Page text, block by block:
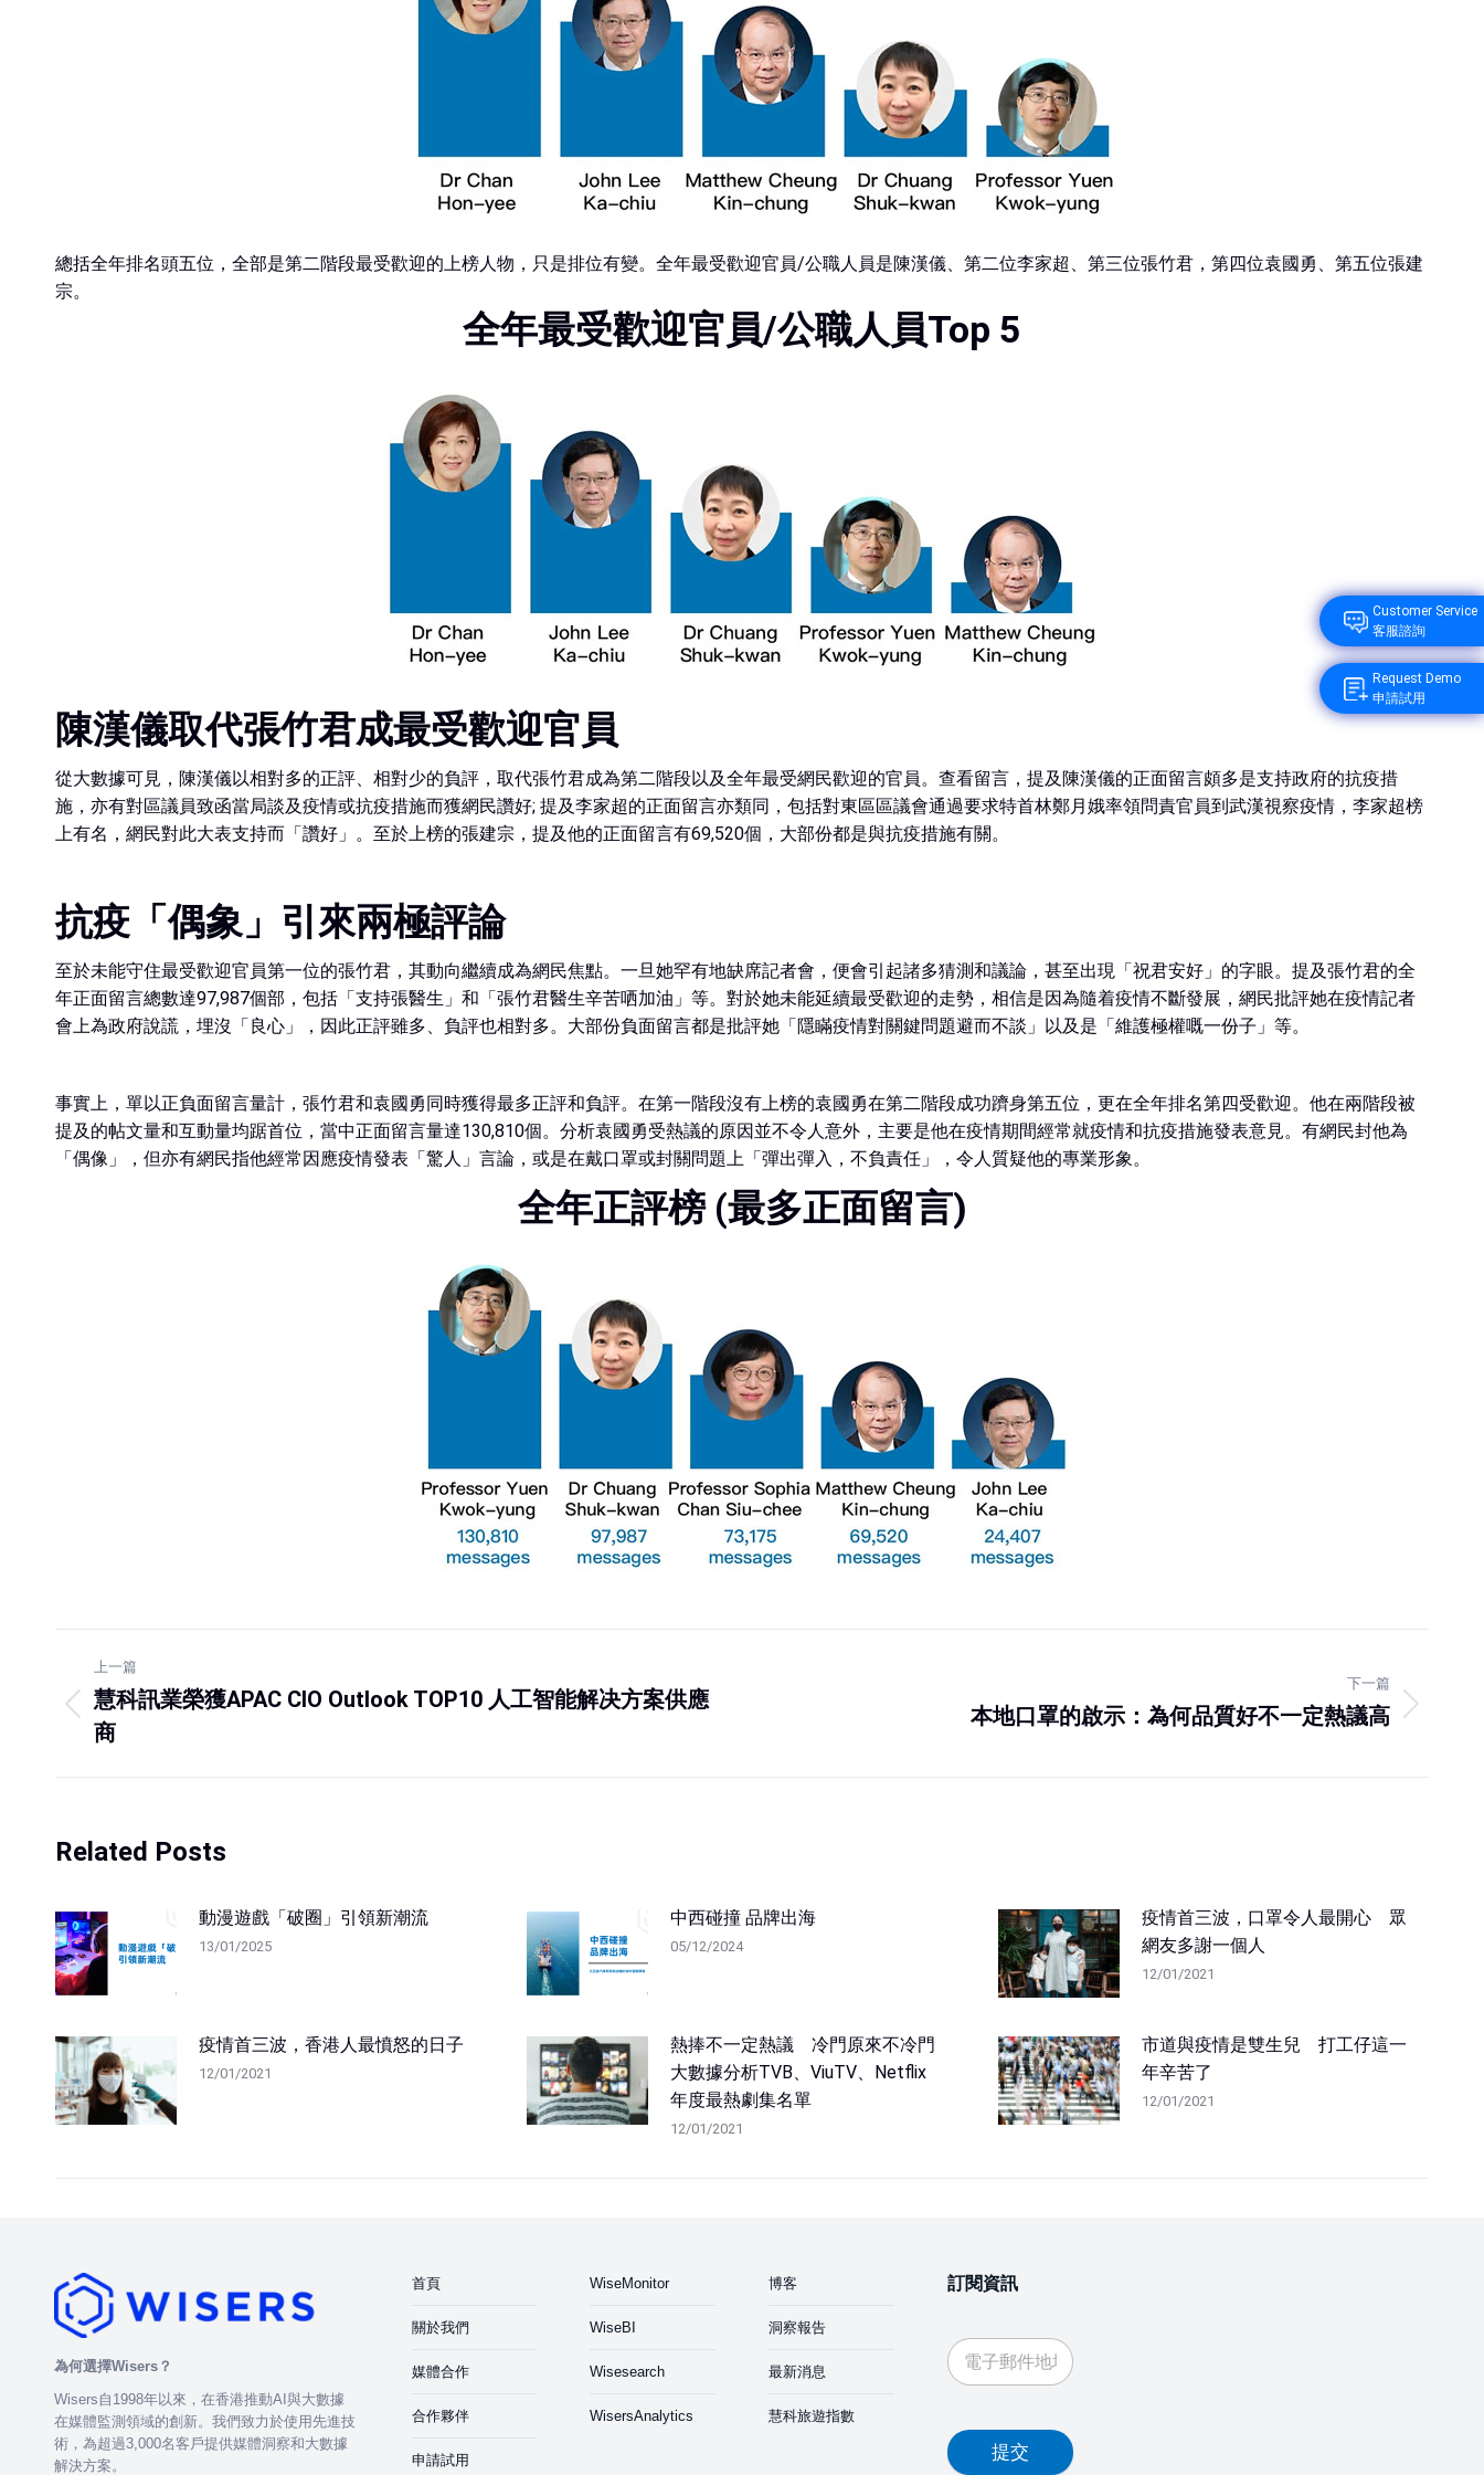
總括全年排名頭五位，全部是第二階段最受歡迎的上榜人物，只是排位有變。全年最受歡迎官員/公職人員是陳漢儀、第二位李家超、第三位張竹君，第四位袁國勇、第五位張建
宗。
全年最受歡迎官員/公職人員Top 5
陳漢儀取代張竹君成最受歡迎官員
從大數據可見，陳漢儀以相對多的正評、相對少的負評，取代張竹君成為第二階段以及全年最受網民歡迎的官員。查看留言，提及陳漢儀的正面留言頗多是支持政府的抗疫措
施，亦有對區議員致函當局談及疫情或抗疫措施而獲網民讚好; 提及李家超的正面留言亦類同，包括對東區區議會通過要求特首林鄭月娥率領問責官員到武漢視察疫情，李家超榜
上有名，網民對此大表支持而「讚好」。至於上榜的張建宗，提及他的正面留言有69,520個，大部份都是與抗疫措施有關。
抗疫「偶象」引來兩極評論
至於未能守住最受歡迎官員第一位的張竹君，其動向繼續成為網民焦點。一旦她罕有地缺席記者會，便會引起諸多猜測和議論，甚至出現「祝君安好」的字眼。提及張竹君的全
年正面留言總數達97,987個部，包括「支持張醫生」和「張竹君醫生辛苦哂加油」等。對於她未能延續最受歡迎的走勢，相信是因為隨着疫情不斷發展，網民批評她在疫情記者
會上為政府說謊，埋沒「良心」，因此正評雖多、負評也相對多。大部份負面留言都是批評她「隱瞞疫情對關鍵問題避而不談」以及是「維護極權嘅一份子」等。
事實上，單以正負面留言量計，張竹君和袁國勇同時獲得最多正評和負評。在第一階段沒有上榜的袁國勇在第二階段成功躋身第五位，更在全年排名第四受歡迎。他在兩階段被
提及的帖文量和互動量均踞首位，當中正面留言量達130,810個。分析袁國勇受熱議的原因並不令人意外，主要是他在疫情期間經常就疫情和抗疫措施發表意見。有網民封他為
「偶像」，但亦有網民指他經常因應疫情發表「驚人」言論，或是在戴口罩或封關問題上「彈出彈入，不負責任」，令人質疑他的專業形象。
全年正評榜 (最多正面留言)
上一篇
慧科訊業榮獲APAC CIO Outlook TOP10 人工智能解决方案供應
商
下一篇
本地口罩的啟示：為何品質好不一定熱議高
Related Posts
動漫遊戲「破圈」引領新潮流
13/01/2025
中西碰撞 品牌出海
05/12/2024
疫情首三波，口罩令人最開心 眾
網友多謝一個人
12/01/2021
疫情首三波，香港人最憤怒的日子
12/01/2021
熱捧不一定熱議 冷門原來不冷門
大數據分析TVB、ViuTV、Netflix
年度最熱劇集名單
12/01/2021
市道與疫情是雙生兒 打工仔這一
年辛苦了
12/01/2021
為何選擇Wisers？
Wisers自1998年以來，在香港推動AI與大數據
在媒體監測領域的創新。我們致力於使用先進技
術，為超過3,000名客戶提供媒體洞察和大數據
解決方案。
首頁
關於我們
媒體合作
合作夥伴
申請試用
WiseMonitor
WiseBI
Wisesearch
WisersAnalytics
博客
洞察報告
最新消息
慧科旅遊指數
訂閱資訊
提交
Customer Service
客服諮詢
Request Demo
申請試用